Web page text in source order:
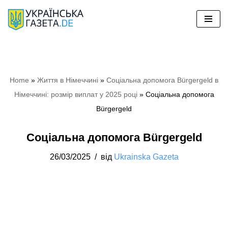
Перейти
Home » Життя в Німеччині » Соціальна допомога Bürgergeld в
Німеччині: розмір виплат у 2025 році» Соціальна допомога
Bürgergeld
Соціальна допомога Bürgergeld
26/03/2025 від Ukrainska Gazeta